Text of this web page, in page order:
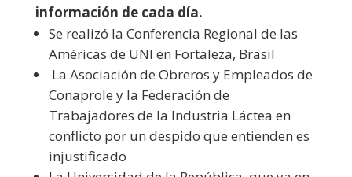
información de cada día.
Se realizó la Conferencia Regional de las
Américas de UNI en Fortaleza, Brasil
La Asociación de Obreros y Empleados de
Conaprole y la Federación de
Trabajadores de la Industria Láctea en
conflicto por un despido que entienden es
injustificado